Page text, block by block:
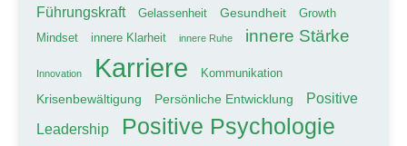
Führungskraft Gelassenheit Gesundheit
Growth
Mindset
innere Klarheit innere Ruhe innere Stärke
Innovation Karriere Kommunikation
Krisenbewältigung Persönliche Entwicklung
Positive
Leadership
Positive Psychologie